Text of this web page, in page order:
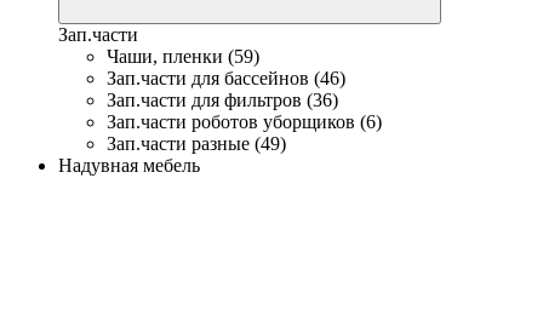
Зап.части
Чаши, пленки (59)
Зап.части для бассейнов (46)
Зап.части для фильтров (36)
Зап.части роботов уборщиков (6)
Зап.части разные (49)
Надувная мебель